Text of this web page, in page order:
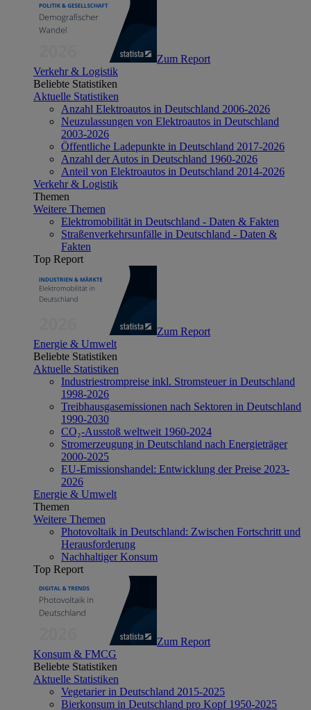
Zum Report
Verkehr & Logistik
Beliebte Statistiken
Aktuelle Statistiken
Anzahl Elektroautos in Deutschland 2006-2026
Neuzulassungen von Elektroautos in Deutschland
2003-2026
Öffentliche Ladepunkte in Deutschland 2017-2026
Anzahl der Autos in Deutschland 1960-2026
Anteil von Elektroautos in Deutschland 2014-2026
Verkehr & Logistik
Themen
Weitere Themen
Elektromobilität in Deutschland - Daten & Fakten
Straßenverkehrsunfälle in Deutschland - Daten &
Fakten
Top Report
Zum Report
Energie & Umwelt
Beliebte Statistiken
Aktuelle Statistiken
Industriestrompreise inkl. Stromsteuer in Deutschland
1998-2026
Treibhausgasemissionen nach Sektoren in Deutschland
1990-2030
CO₂-Ausstoß weltweit 1960-2024
Stromerzeugung in Deutschland nach Energieträger
2000-2025
EU-Emissionshandel: Entwicklung der Preise 2023-
2026
Energie & Umwelt
Themen
Weitere Themen
Photovoltaik in Deutschland: Zwischen Fortschritt und
Herausforderung
Nachhaltiger Konsum
Top Report
Zum Report
Konsum & FMCG
Beliebte Statistiken
Aktuelle Statistiken
Vegetarier in Deutschland 2015-2025
Bierkonsum in Deutschland pro Kopf 1950-2025